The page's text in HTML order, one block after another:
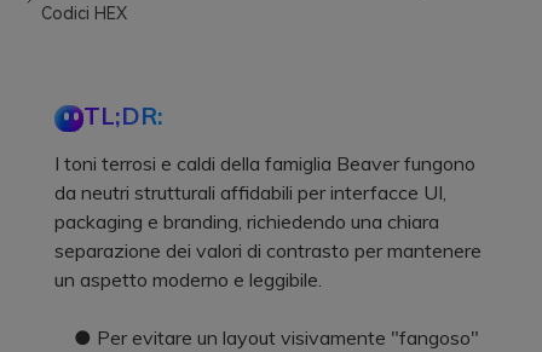
Codici HEX
TL;DR:
I toni terrosi e caldi della famiglia Beaver fungono
da neutri strutturali affidabili per interfacce UI,
packaging e branding, richiedendo una chiara
separazione dei valori di contrasto per mantenere
un aspetto moderno e leggibile.
● Per evitare un layout visivamente "fangoso"